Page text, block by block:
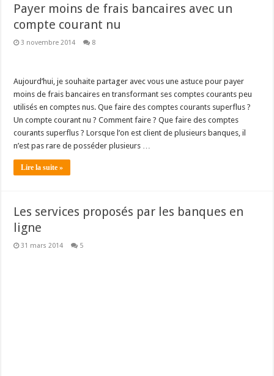
Payer moins de frais bancaires avec un
compte courant nu
3 novembre 2014 8
Aujourd’hui, je souhaite partager avec vous une astuce pour payer
moins de frais bancaires en transformant ses comptes courants peu
utilisés en comptes nus. Que faire des comptes courants superflus ?
Un compte courant nu ? Comment faire ? Que faire des comptes
courants superflus ? Lorsque l’on est client de plusieurs banques, il
n’est pas rare de posséder plusieurs …
Lire la suite »
Les services proposés par les banques en
ligne
31 mars 2014 5